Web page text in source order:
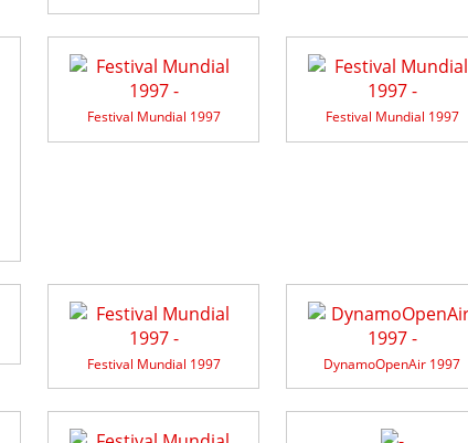
Festival Mundial 1997 Festival Mundial 1997
Festival Mundial 1997
DynamoOpenAir 1997